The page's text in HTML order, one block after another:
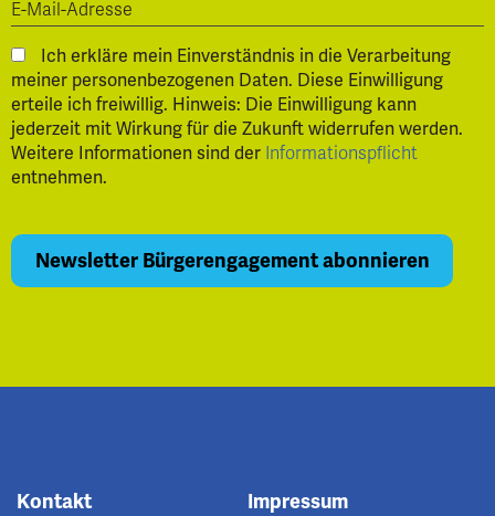
Ich erkläre mein Einverständnis in die Verarbeitung
meiner personenbezogenen Daten. Diese Einwilligung
erteile ich freiwillig. Hinweis: Die Einwilligung kann
jederzeit mit Wirkung für die Zukunft widerrufen werden.
Weitere Informationen sind der Informationspflicht
entnehmen.
Kontakt Impressum